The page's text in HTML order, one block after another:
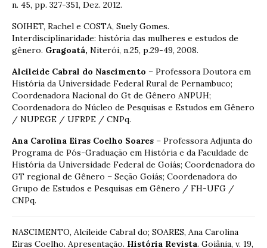
n. 45, pp. 327-351, Dez. 2012.
SOIHET, Rachel e COSTA, Suely Gomes.
Interdisciplinaridade: história das mulheres e estudos de
gênero. Gragoatá, Niterói, n.25, p.29-49, 2008.
Alcileide Cabral do Nascimento – Professora Doutora em
História da Universidade Federal Rural de Pernambuco;
Coordenadora Nacional do Gt de Gênero ANPUH;
Coordenadora do Núcleo de Pesquisas e Estudos em Gênero
/ NUPEGE / UFRPE / CNPq.
Ana Carolina Eiras Coelho Soares – Professora Adjunta do
Programa de Pós-Graduação em História e da Faculdade de
História da Universidade Federal de Goiás; Coordenadora do
GT regional de Gênero – Seção Goiás; Coordenadora do
Grupo de Estudos e Pesquisas em Gênero / FH-UFG /
CNPq.
NASCIMENTO, Alcileide Cabral do; SOARES, Ana Carolina
Eiras Coelho. Apresentação. História Revista. Goiânia, v. 19,